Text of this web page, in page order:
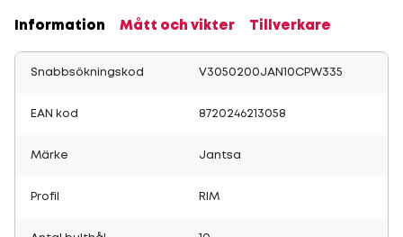
Information Mått och vikter Tillverkare
Snabbsökningskod V3050200JAN10CPW335
EAN kod 8720246213058
Märke Jantsa
Profil RIM